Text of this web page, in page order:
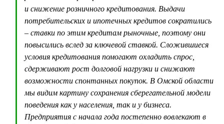
и снижение розничного кредитования. Выдачи
потребительских и ипотечных кредитов сократились
– ставки по этим кредитам рыночные, поэтому они
повысились вслед за ключевой ставкой. Сложившиеся
условия кредитования помогают охладить спрос,
сдерживают рост долговой нагрузки и снижают
возможности спонтанных покупок. В Омской области
мы видим картину сохранения сберегательной модели
поведения как у населения, так и у бизнеса.
Предприятия с начала года постепенно вовлекают в